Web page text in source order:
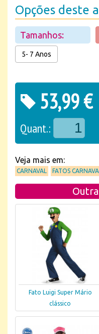
Opções deste
Tamanhos:
5- 7 Anos
53,99 €
Quant.:
Veja mais em:
CARNAVAL FATOS
Fato Luigi Super Mário
clássico